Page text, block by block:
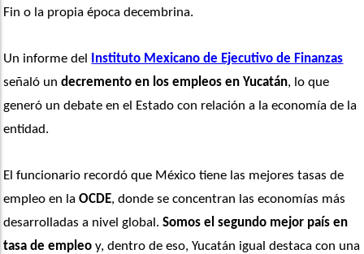
Fin o la propia época decembrina.
Un informe del
Instituto Mexicano de Ejecutivo de Finanzas
señaló un decremento en los empleos en Yucatán, lo que
generó un debate en el Estado con relación a la economía de la
entidad.
El funcionario recordó que México tiene las mejores tasas de
empleo en la OCDE, donde se concentran las economías más
desarrolladas a nivel global. Somos el segundo mejor país en
tasa de empleo y, dentro de eso, Yucatán igual destaca con una